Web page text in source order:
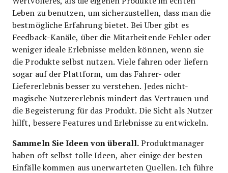
Leben zu benutzen, um sicherzustellen, dass man die
bestmögliche Erfahrung bietet. Bei Uber gibt es
Feedback-Kanäle, über die Mitarbeitende Fehler oder
weniger ideale Erlebnisse melden können, wenn sie
die Produkte selbst nutzen. Viele fahren oder liefern
sogar auf der Plattform, um das Fahrer- oder
Liefererlebnis besser zu verstehen. Jedes nicht-
magische Nutzererlebnis mindert das Vertrauen und
die Begeisterung für das Produkt. Die Sicht als Nutzer
hilft, bessere Features und Erlebnisse zu entwickeln.
Sammeln Sie Ideen von überall.Produktmanager
haben oft selbst tolle Ideen, aber einige der besten
Einfälle kommen aus unerwarteten Quellen. Ich führe